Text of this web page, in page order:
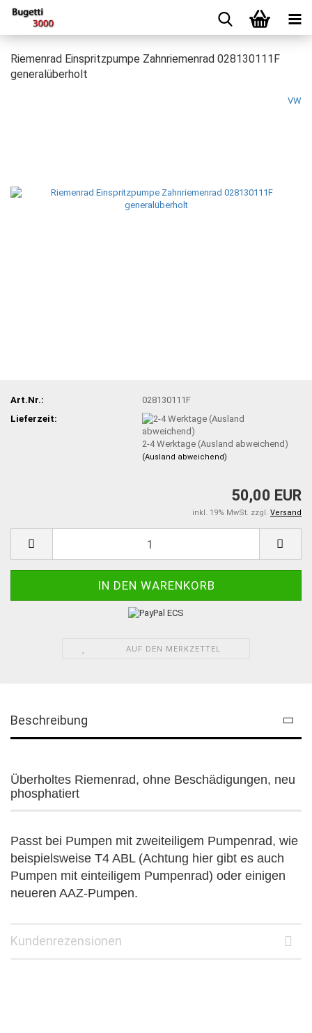
Riemenrad Einspritzpumpe Zahnriemenrad 028130111F
generalüberholt
VW
Art.Nr.:
028130111F
Lieferzeit:
2-4 Werktage (Ausland abweichend)
(Ausland abweichend)
50,00 EUR
inkl. 19% MwSt. zzgl. Versand
AUF DEN MERKZETTEL
Beschreibung
Überholtes Riemenrad, ohne Beschädigungen, neu
phosphatiert
Passt bei Pumpen mit zweiteiligem Pumpenrad, wie
beispielsweise T4 ABL (Achtung hier gibt es auch
Pumpen mit einteiligem Pumpenrad) oder einigen
neueren AAZ-Pumpen.
Kundenrezensionen